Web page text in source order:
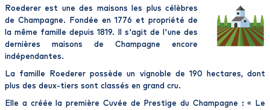
Roederer est une des maisons les pluscélèbres
de Champagne. Fondée en 1776 et propriété de
la même famille depuis 1819. Il s'agit de l'une des
dernières maisons de Champagne encore
indépendantes.
La famille Roederer possède un vignoble de 190 hectares, dont
plus des deux-tiers sont classés en grand cru.
Elle a créée la première Cuvée de Prestige du Champagne : «
Le